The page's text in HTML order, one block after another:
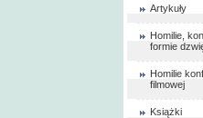
Artykuły
Homilie,
formie
Homilie
filmowej
Książki